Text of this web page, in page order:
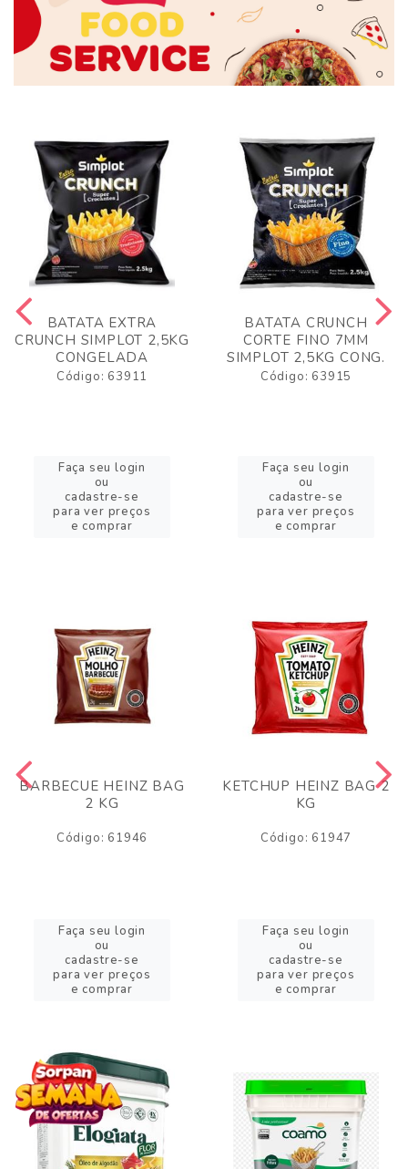
BATATA EXTRA
CRUNCH SIMPLOT 2,5KG
CONGELADA
Código: 63911
Faça seu login
ou
cadastre-se
para ver preços
e comprar
BATATA CRUNCH
CORTE FINO 7MM
SIMPLOT 2,5KG CONG.
Código: 63915
Faça seu login
ou
cadastre-se
para ver preços
e comprar
BARBECUE HEINZ BAG
2 KG
Código: 61946
Faça seu login
ou
cadastre-se
para ver preços
e comprar
KETCHUP HEINZ BAG 2
KG
Código: 61947
Faça seu login
ou
cadastre-se
para ver preços
e comprar